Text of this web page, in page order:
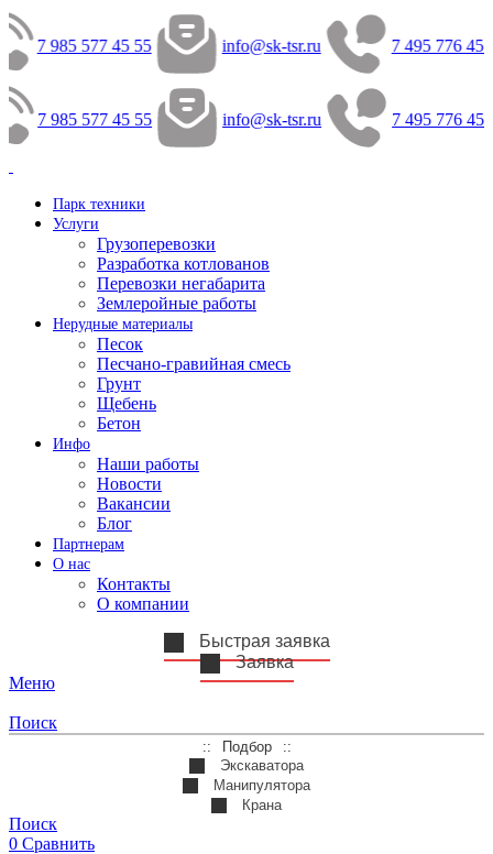
7 985 577 45 55 info@sk-tsr.ru 7 495 776 45
7 985 577 45 55 info@sk-tsr.ru 7 495 776 45
Парк техники
Услуги
Грузоперевозки
Разработка котлованов
Перевозки негабарита
Землеройные работы
Нерудные материалы
Песок
Песчано-гравийная смесь
Грунт
Щебень
Бетон
Инфо
Наши работы
Новости
Вакансии
Блог
Партнерам
О нас
Контакты
О компании
Быстрая заявка
Заявка
Меню
Поиск
Подбор
Экскаватора
Манипулятора
Крана
Поиск
0 Сравнить